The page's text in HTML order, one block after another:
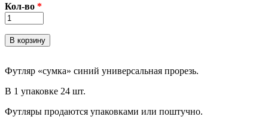
Кол-во *
Футляр «сумка» синий универсальная прорезь.
В 1 упаковке 24 шт.
Футляры продаются упаковками или поштучно.